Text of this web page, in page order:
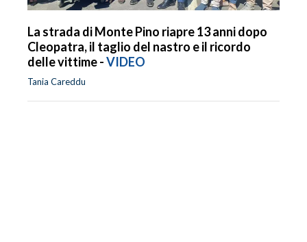
La strada di Monte Pino riapre 13 anni dopo
Cleopatra, il taglio del nastro e il ricordo
delle vittime -VIDEO
Tania Careddu